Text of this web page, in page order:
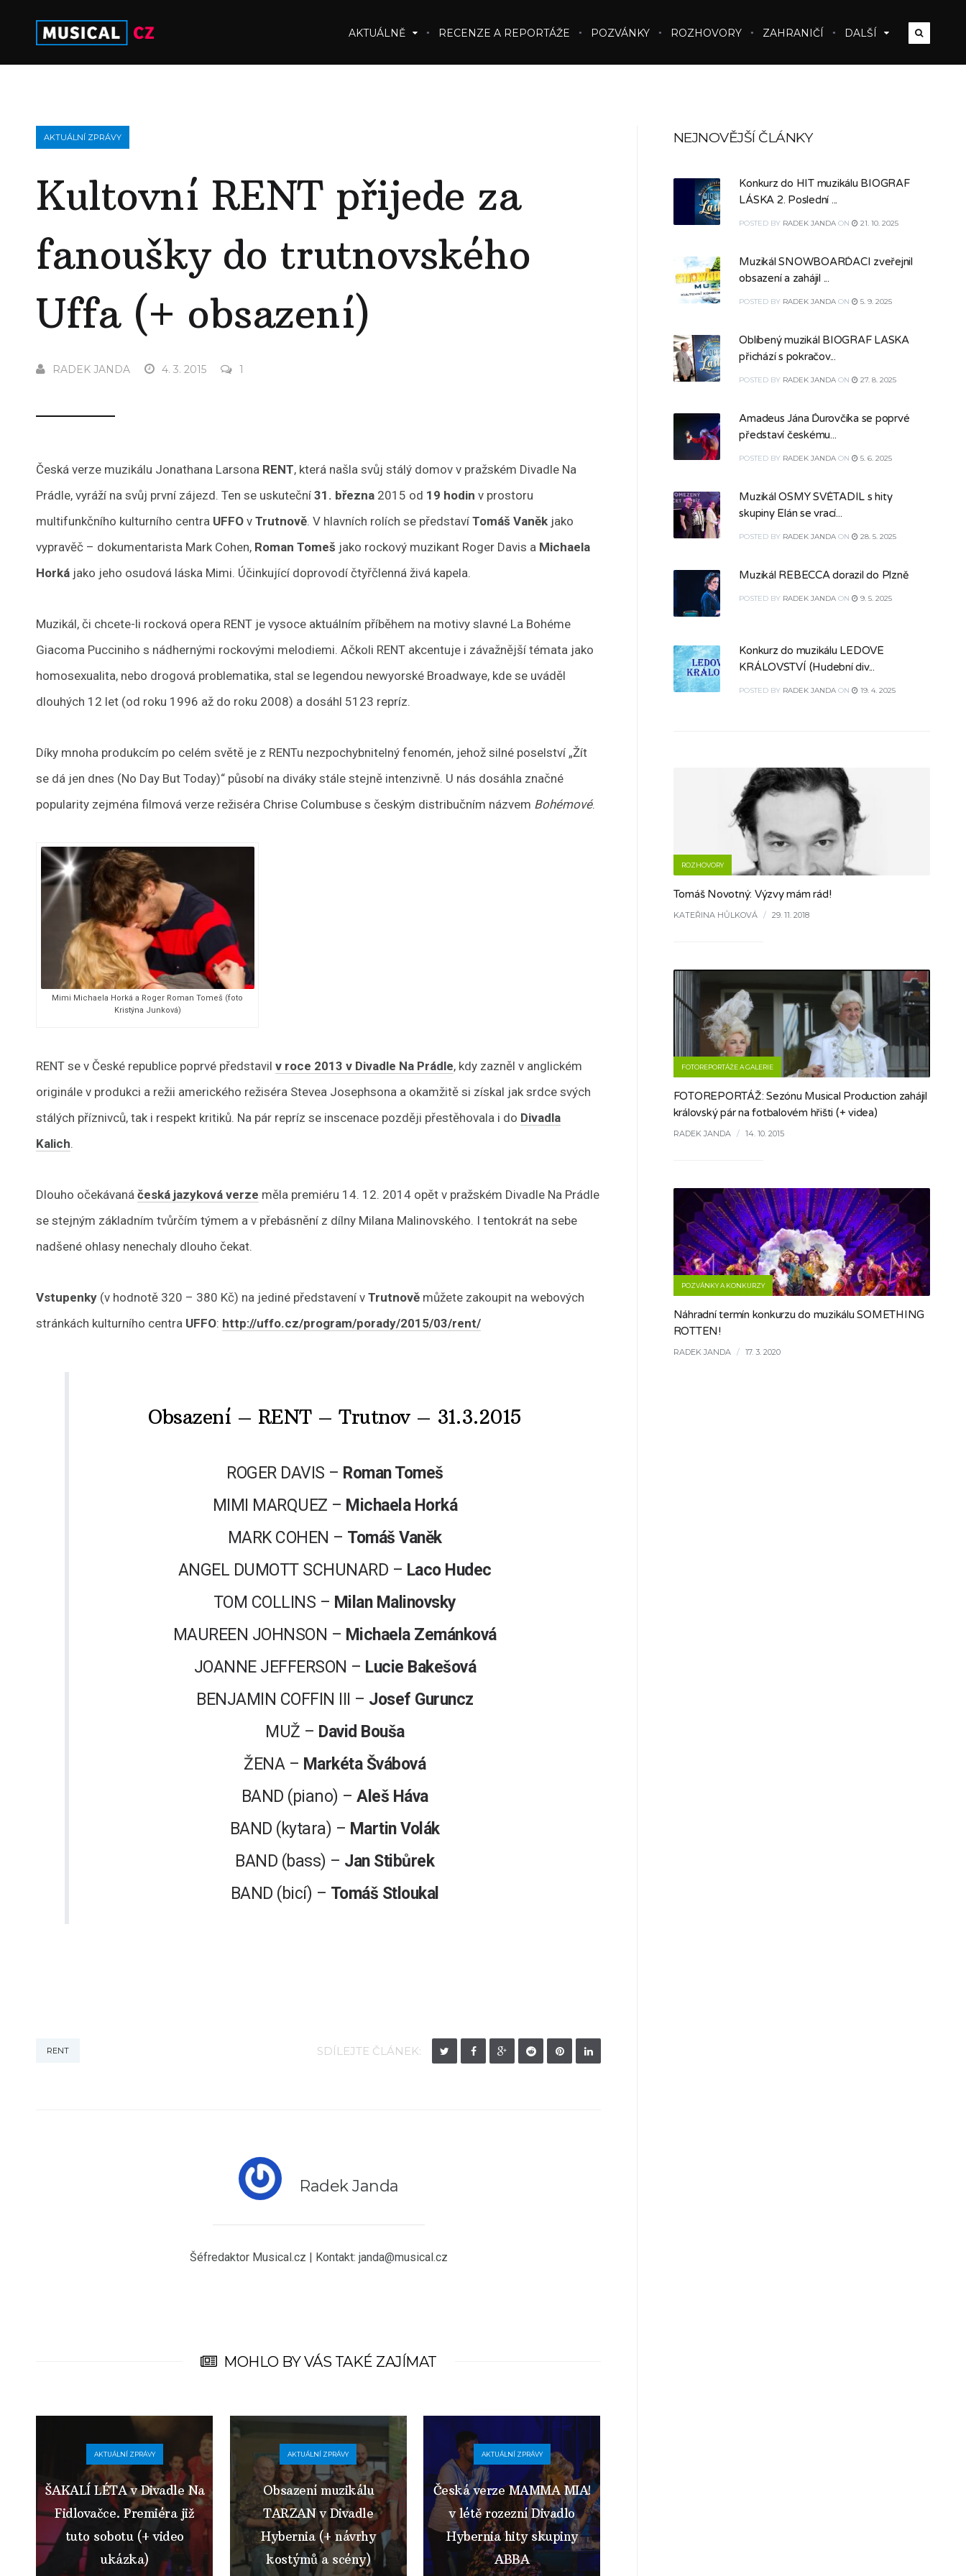
AKTUÁLNĚ RECENZE A REPORTÁŽE POZVÁNKY ROZHOVORY ZAHRANIČÍ DALŠÍ
AKTUÁLNÍ ZPRÁVY
Kultovní RENT přijede za
fanoušky do trutnovského
Uffa (+ obsazení)
RADEK JANDA 4. 3. 2015 1
Česká verze muzikálu Jonathana Larsona RENT, která našla svůj stálý domov v pražském Divadle Na
Prádle, vyráží na svůj první zájezd. Ten se uskuteční31. března 2015 od 19 hodin v prostoru
multifunkčního kulturního centra UFFOv Trutnově. V hlavních rolích se představíTomáš Vaněk jako
vypravěč – dokumentarista Mark Cohen, Roman Tomeš jako rockový muzikant Roger Davis a Michaela
Horká jako jeho osudová láska Mimi. Účinkující doprovodí čtyřčlenná živá kapela.
Muzikál, či chcete-li rocková opera RENT je vysoce aktuálním příběhem na motivy slavné La Bohéme
Giacoma Pucciniho s nádhernými rockovými melodiemi. Ačkoli RENT akcentuje i závažnější témata jako
homosexualita, nebo drogová problematika, stal se legendou newyorské Broadwaye, kde se uváděl
dlouhých 12 let (od roku 1996 až do roku 2008) a dosáhl 5123 repríz.
Díky mnoha produkcím po celém světě je z RENTu nezpochybnitelný fenomén, jehož silné poselství „Žít
se dá jen dnes (No Day But Today)“ působí na diváky stále stejně intenzivně. U nás dosáhla značné
popularity zejména filmová verze režiséra Chrise Columbuse s českým distribučním názvem Bohémové.
Mimi Michaela Horká a Roger Roman Tomeš (foto
Kristýna Junková)
RENT se v České republice poprvé představilv roce 2013 v Divadle Na Prádle, kdy zazněl v anglickém
originále v produkci a režii amerického režiséra Stevea Josephsona a okamžitě si získal jak srdce svých
stálých příznivců, tak i respekt kritiků. Na pár repríz se inscenace později přestěhovala i do Divadla
Kalich.
Dlouho očekávanáčeská jazyková verze měla premiéru 14. 12. 2014 opět v pražském Divadle Na Prádle
se stejným základním tvůrčím týmem a v přebásnění z dílny Milana Malinovského. I tentokrát na sebe
nadšené ohlasy nenechaly dlouho čekat.
Vstupenky (v hodnotě 320 – 380 Kč) na jediné představení vTrutnově můžete zakoupit na webových
stránkách kulturního centra UFFO: http://uffo.cz/program/porady/2015/03/rent/
Obsazení – RENT – Trutnov – 31.3.2015
ROGER DAVIS – Roman Tomeš
MIMI MARQUEZ – Michaela Horká
MARK COHEN – Tomáš Vaněk
ANGEL DUMOTT SCHUNARD – Laco Hudec
TOM COLLINS – Milan Malinovsky
MAUREEN JOHNSON – Michaela Zemánková
JOANNE JEFFERSON – Lucie Bakešová
BENJAMIN COFFIN III – Josef Guruncz
MUŽ – David Bouša
ŽENA – Markéta Švábová
BAND (piano) –Aleš Háva
BAND (kytara) – Martin Volák
BAND (bass) – Jan Stibůrek
BAND (bicí) – Tomáš Stloukal
RENT SDÍLEJTE ČLÁNEK:
Radek Janda
Šéfredaktor Musical.cz | Kontakt: janda@musical.cz
MOHLO BY VÁS TAKÉ ZAJÍMAT
AKTUÁLNÍ ZPRÁVY
ŠAKALÍ LÉTA v Divadle Na
Fidlovačce. Premiéra již
tuto sobotu (+ video
ukázka)
AKTUÁLNÍ ZPRÁVY
Obsazení muzikálu
TARZAN v Divadle
Hybernia (+ návrhy
kostýmů a scény)
AKTUÁLNÍ ZPRÁVY
Česká verze MAMMA MIA!
v létě rozezní Divadlo
Hybernia hity skupiny
ABBA
NEJNOVĚJŠÍ ČLÁNKY
Konkurz do HIT muzikálu BIOGRAF
LÁSKA 2. Poslední ...
POSTED BY RADEK JANDA ON 21. 10. 2025
Muzikál SNOWBOARĎÁCI zveřejnil
obsazení a zahájil ...
POSTED BY RADEK JANDA ON 5. 9. 2025
Oblíbený muzikál BIOGRAF LÁSKA
přichází s pokračov...
POSTED BY RADEK JANDA ON 27. 8. 2025
Amadeus Jána Ďurovčíka se poprvé
představí českému...
POSTED BY RADEK JANDA ON 5. 6. 2025
Muzikál OSMÝ SVĚTADÍL s hity
skupiny Elán se vrací...
POSTED BY RADEK JANDA ON 28. 5. 2025
Muzikál REBECCA dorazil do Plzně
POSTED BY RADEK JANDA ON 9. 5. 2025
Konkurz do muzikálu LEDOVÉ
KRÁLOVSTVÍ (Hudební div...
POSTED BY RADEK JANDA ON 19. 4. 2025
ROZHOVORY
Tomáš Novotný: Výzvy mám rád!
KATEŘINA HŮLKOVÁ / 29. 11. 2018
FOTOREPORTÁŽE A GALERIE
FOTOREPORTÁŽ: Sezónu Musical Production zahájil
královský pár na fotbalovém hřišti (+ videa)
RADEK JANDA / 14. 10. 2015
POZVÁNKY A KONKURZY
Náhradní termín konkurzu do muzikálu SOMETHING
ROTTEN!
RADEK JANDA / 17. 3. 2020